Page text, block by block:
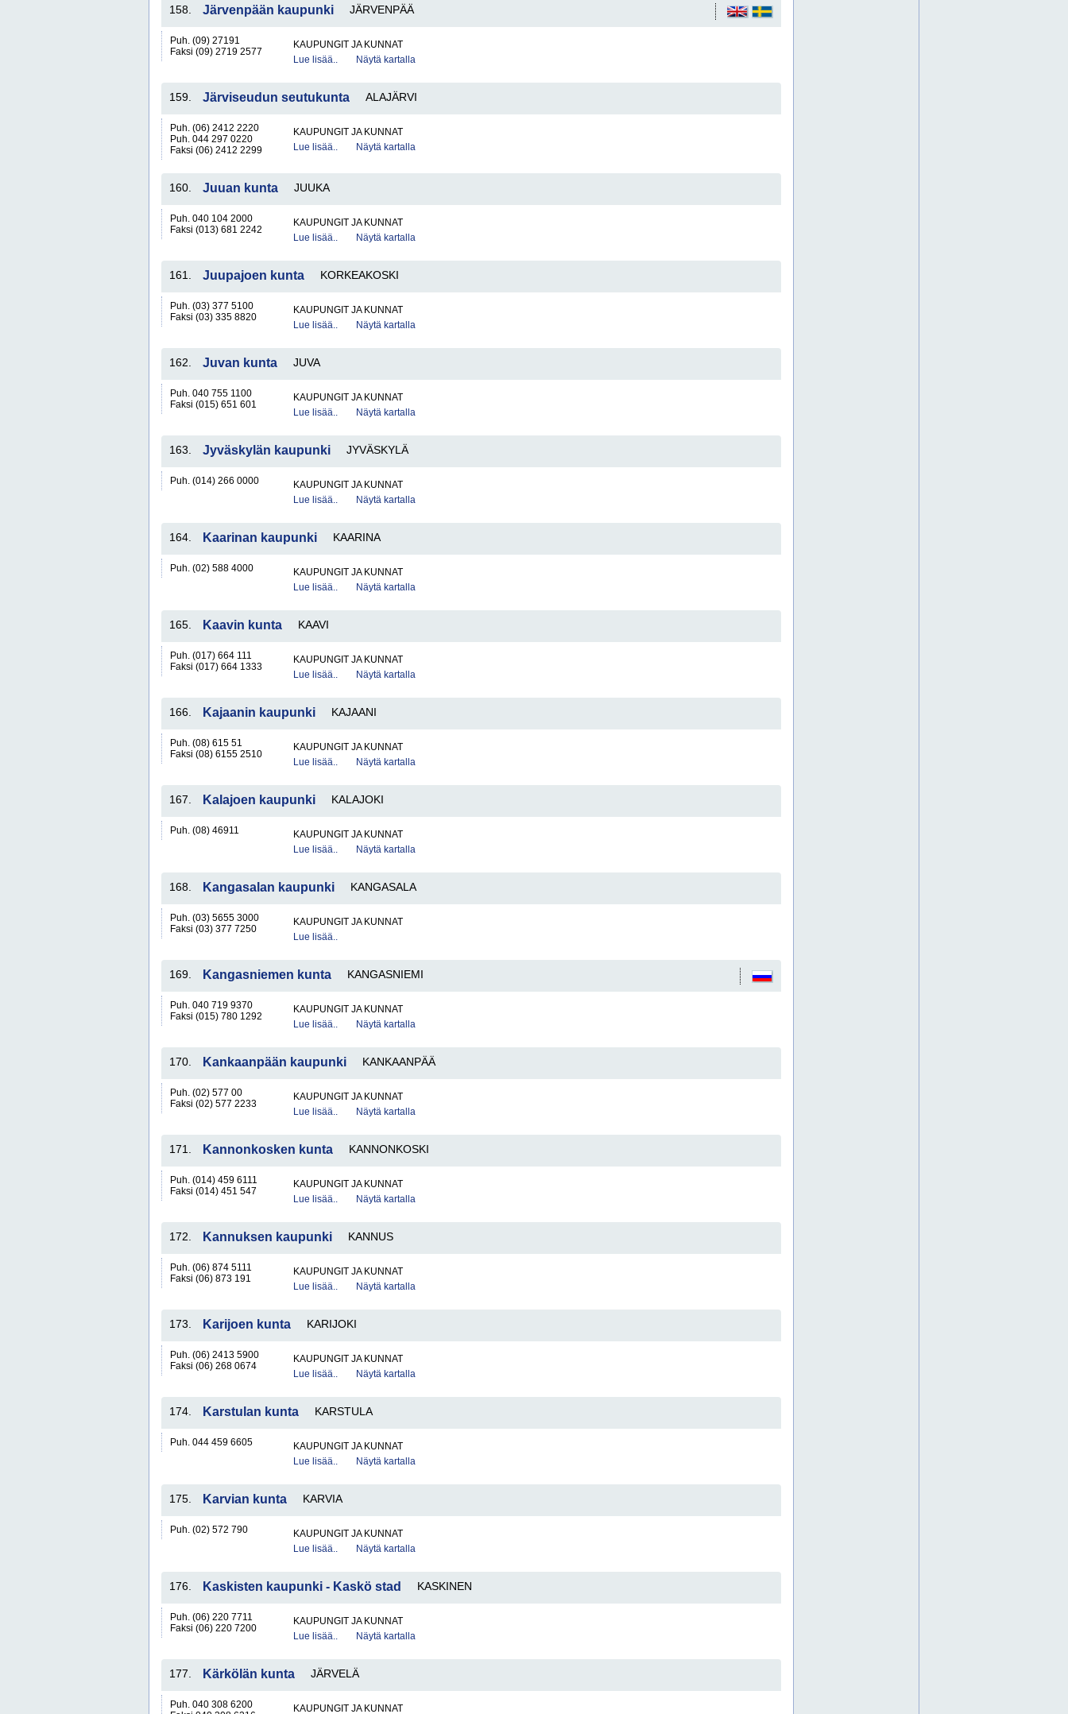
158. Järvenpään kaupunki JÄRVENPÄÄ
Puh. (09) 27191
Faksi (09) 2719 2577
KAUPUNGIT JA KUNNAT
Lue lisää..
Näytä kartalla
159. Järviseudun seutukunta ALAJÄRVI
Puh. (06) 2412 2220
Puh. 044 297 0220
Faksi (06) 2412 2299
KAUPUNGIT JA KUNNAT
Lue lisää..
Näytä kartalla
160. Juuan kunta JUUKA
Puh. 040 104 2000
Faksi (013) 681 2242
KAUPUNGIT JA KUNNAT
Lue lisää..
Näytä kartalla
161. Juupajoen kunta KORKEAKOSKI
Puh. (03) 377 5100
Faksi (03) 335 8820
KAUPUNGIT JA KUNNAT
Lue lisää..
Näytä kartalla
162. Juvan kunta JUVA
Puh. 040 755 1100
Faksi (015) 651 601
KAUPUNGIT JA KUNNAT
Lue lisää..
Näytä kartalla
163. Jyväskylän kaupunki JYVÄSKYLÄ
Puh. (014) 266 0000
KAUPUNGIT JA KUNNAT
Lue lisää..
Näytä kartalla
164. Kaarinan kaupunki KAARINA
Puh. (02) 588 4000
KAUPUNGIT JA KUNNAT
Lue lisää..
Näytä kartalla
165. Kaavin kunta KAAVI
Puh. (017) 664 111
Faksi (017) 664 1333
KAUPUNGIT JA KUNNAT
Lue lisää..
Näytä kartalla
166. Kajaanin kaupunki KAJAANI
Puh. (08) 615 51
Faksi (08) 6155 2510
KAUPUNGIT JA KUNNAT
Lue lisää..
Näytä kartalla
167. Kalajoen kaupunki KALAJOKI
Puh. (08) 46911
KAUPUNGIT JA KUNNAT
Lue lisää..
Näytä kartalla
168. Kangasalan kaupunki KANGASALA
Puh. (03) 5655 3000
Faksi (03) 377 7250
KAUPUNGIT JA KUNNAT
Lue lisää..
169. Kangasniemen kunta KANGASNIEMI
Puh. 040 719 9370
Faksi (015) 780 1292
KAUPUNGIT JA KUNNAT
Lue lisää..
Näytä kartalla
170. Kankaanpään kaupunki KANKAANPÄÄ
Puh. (02) 577 00
Faksi (02) 577 2233
KAUPUNGIT JA KUNNAT
Lue lisää..
Näytä kartalla
171. Kannonkosken kunta KANNONKOSKI
Puh. (014) 459 6111
Faksi (014) 451 547
KAUPUNGIT JA KUNNAT
Lue lisää..
Näytä kartalla
172. Kannuksen kaupunki KANNUS
Puh. (06) 874 5111
Faksi (06) 873 191
KAUPUNGIT JA KUNNAT
Lue lisää..
Näytä kartalla
173. Karijoen kunta KARIJOKI
Puh. (06) 2413 5900
Faksi (06) 268 0674
KAUPUNGIT JA KUNNAT
Lue lisää..
Näytä kartalla
174. Karstulan kunta KARSTULA
Puh. 044 459 6605
KAUPUNGIT JA KUNNAT
Lue lisää..
Näytä kartalla
175. Karvian kunta KARVIA
Puh. (02) 572 790
KAUPUNGIT JA KUNNAT
Lue lisää..
Näytä kartalla
176. Kaskisten kaupunki - Kaskö stad KASKINEN
Puh. (06) 220 7711
Faksi (06) 220 7200
KAUPUNGIT JA KUNNAT
Lue lisää..
Näytä kartalla
177. Kärkölän kunta JÄRVELÄ
Puh. 040 308 6200
KAUPUNGIT JA KUNNAT